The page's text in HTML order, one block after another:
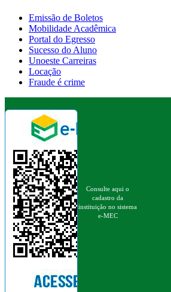
Emissão de Boletos
Mobilidade Acadêmica
Portal do Egresso
Sucesso do Aluno
Unoeste Carreiras
Locação
Fraude é crime
Consulte aqui o
cadastro da
instituição no sistema
e-MEC